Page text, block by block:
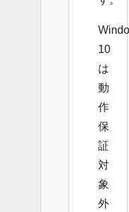
10
は
動
作
保
証
対
象
外